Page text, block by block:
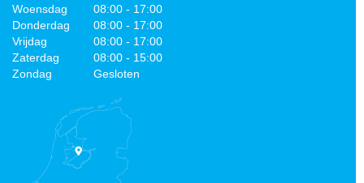
Woensdag
08:00 - 17:00
Donderdag
08:00 - 17:00
Vrijdag
08:00 - 17:00
Zaterdag
08:00 - 15:00
Zondag
Gesloten